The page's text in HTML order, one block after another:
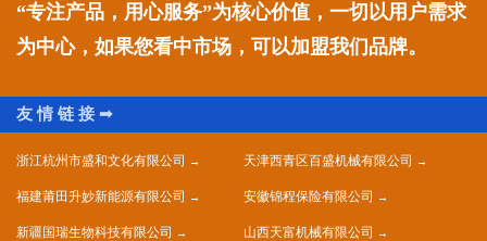
“专注产品，用心服务”为核心价值，一切以用户需求
为中心，如果您看中市场，可以加盟我们品牌。
浙江杭州市盛和文化有限公司 天津西青区百盛机械有限公司
福建莆田升妙新能源有限公司 安徽锦程保险有限公司
新疆国瑞生物科技有限公司 山西天富机械有限公司